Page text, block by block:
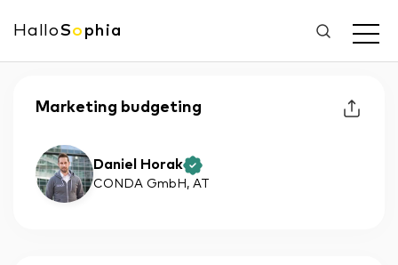
HalloSo phia
Marketing budgeting
Daniel Horak
CONDA GmbH , AT